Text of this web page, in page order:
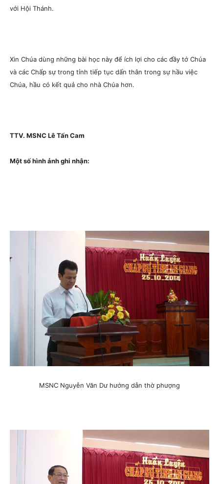
với Hội Thánh.
Xin Chúa dùng những bài học này để ích lợi cho các đầy tớ Chúa
và các Chấp sự trong tỉnh tiếp tục dấn thân trong sự hầu việc
Chúa, hầu có kết quả cho nhà Chúa hơn.
TTV. MSNC Lê Tấn Cam
Một số hình ảnh ghi nhận:
MSNC Nguyễn Văn Dư hướng dẫn thờ phượng